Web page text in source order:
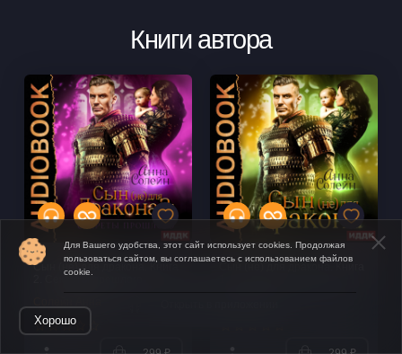
Книги автора
Сын (не) для дракона. Книга
2. Секреты прошлого
Сын (не) для дракона. Книга
Для Вашего удобства, этот сайт использует cookies. Продолжая
пользоваться сайтом, вы соглашаетесь с использованием файлов
cookie.
Хорошо